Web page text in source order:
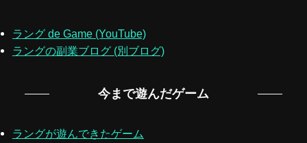
ラング de Game (YouTube)
ラングの副業ブログ (別ブログ)
今まで遊んだゲーム
ラングが遊んできたゲーム